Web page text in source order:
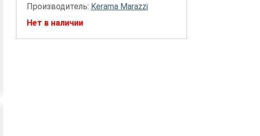
Производитель: Kerama Marazzi
Нет в наличии